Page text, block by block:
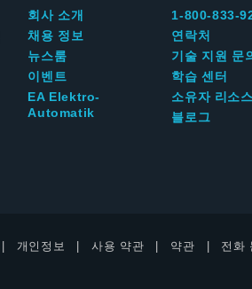
회사 소개
채용 정보
뉴스룸
이벤트
EA Elektro-
Automatik
1-800-833-
연락처
기술 지원 문
학습 센터
소유자 리소스
블로그
개인정보 사용 약관 약관 전화